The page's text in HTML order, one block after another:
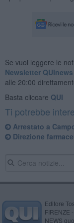
Se vuoi leggere le
Newsletter
alle 20:00
Basta cliccare QUI
Ti potrebbe
Arrestato a
Direzione
Editore
FIRENZE
NEWS